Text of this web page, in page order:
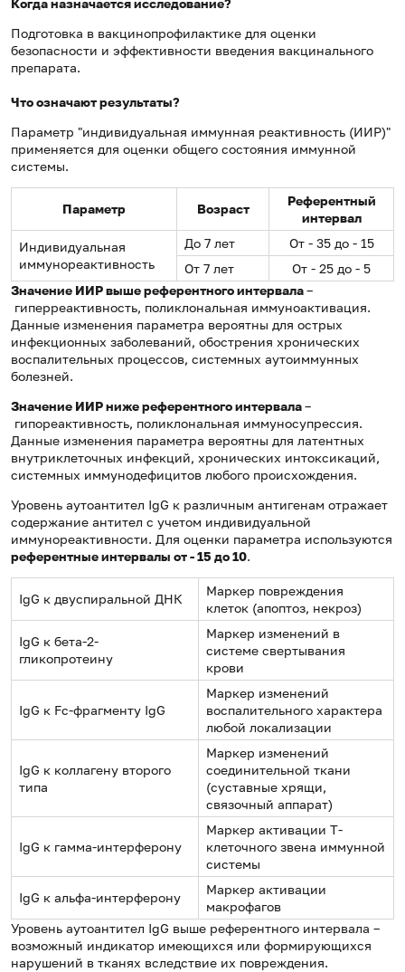
Когда назначается исследование?
Подготовка в вакцинопрофилактике для оценки
безопасности и эффективности введения вакцинального
препарата.
Что означают результаты?
Параметр "индивидуальная иммунная реактивность (ИИР)"
применяется для оценки общего состояния иммунной
системы.
Параметр Возраст
Референтный
интервал
Индивидуальная
иммунореактивность
До 7 лет
От - 35 до - 15
От 7 лет
От - 25 до - 5
Значение ИИР выше референтного интервала–
гиперреактивность, поликлональная иммуноактивация.
Данные изменения параметра вероятны для острых
инфекционных заболеваний, обострения хронических
воспалительных процессов, системных аутоиммунных
болезней.
Значение ИИР ниже референтного интервала–
гипореактивность, поликлональная иммуносупрессия.
Данные изменения параметра вероятны для латентных
внутриклеточных инфекций, хронических интоксикаций,
системных иммунодефицитов любого происхождения.
Уровень аутоантител IgG к различным антигенам отражает
содержание антител с учетом индивидуальной
иммунореактивности. Для оценки параметра используются
референтные интервалы от - 15 до 10.
IgG к двуспиральной ДНК
Маркер повреждения
клеток (апоптоз, некроз)
IgG к бета-2-
гликопротеину
Маркер изменений в
системе свертывания
крови
IgG к Fc-фрагменту IgG
Маркер изменений
воспалительного характера
любой локализации
IgG к коллагену второго
типа
Маркер изменений
соединительной ткани
(суставные хрящи,
связочный аппарат)
IgG к гамма-интерферону
Маркер активации Т-
клеточного звена иммунной
системы
IgG к альфа-интерферону
Маркер активации
макрофагов
Уровень аутоантител IgG выше референтного интервала –
возможный индикатор имеющихся или формирующихся
нарушений в тканях вследствие их повреждения.